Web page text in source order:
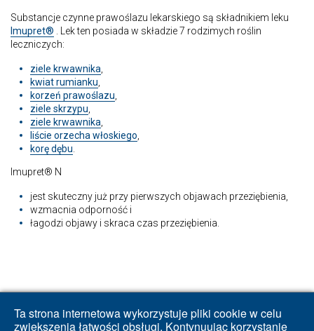
Ta strona internetowa wykorzystuje pliki cookie w celu
zwiększenia łatwości obsługi. Kontynuując korzystanie
Substancje czynne prawoślazu lekarskiego są składnikiem leku
Imupret® . Lek ten posiada w składzie 7 rodzimych roślin
leczniczych:
ziele krwawnika,
kwiat rumianku,
korzeń prawoślazu,
ziele skrzypu,
ziele krwawnika,
liście orzecha włoskiego,
korę dębu.
Imupret® N
jest skuteczny już przy pierwszych objawach przeziębienia,
wzmacnia odporność i
łagodzi objawy i skraca czas przeziębienia.